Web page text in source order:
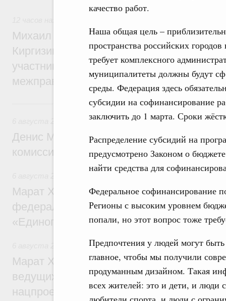
качество работ.
Наша общая цель –
пространства российских
требует комплексного
муниципалитеты должны будут
среды. Федерация здесь
субсидии на софинансирование
заключить до 1 марта. Сроки
Распределение субсидий на
предусмотрено Законом о
найти средства для
Федеральное софинансирование
Регионы с высоким уровнем
попали, но этот вопрос тоже
Предпочтения у людей могут
главное, чтобы мы получили
продуманным дизайном. Такая
всех жителей: это и дети, и люди
Михаил Мишустин принял участие во
Киргизии Садыра Жапарова с главами
участников заседания Евразийского
межправительственного совета
Вчера
Общие вопросы промышленной политики
Денис Мантуров провёл заседание
комиссии по промышленности
Регулирование в сфере строительства
Марат Хуснуллин: Более 130
федерального значения построено под
«Единого заказчика»
Национальный проект «Инфраструктура
Марат Хуснуллин: Порядка 200
ведущих к спортивным объектам,
нацпроекту «Инфраструктура для